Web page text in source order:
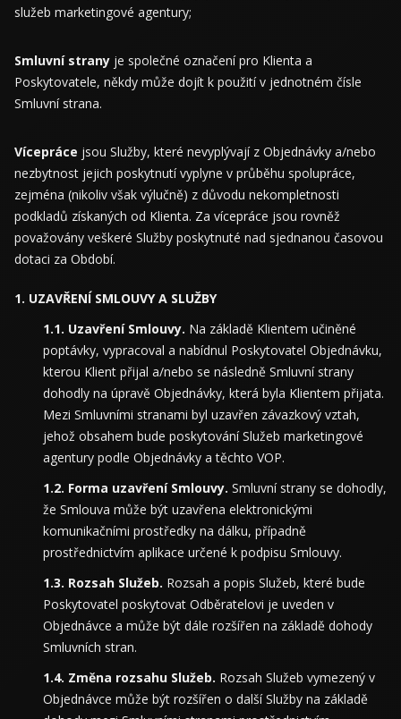
služeb marketingové agentury;
Smluvní strany je společné označení pro Klienta a
Poskytovatele, někdy může dojít k použití v jednotném čísle
Smluvní strana.
Vícepráce jsou Služby, které nevyplývají z Objednávky a/nebo
nezbytnost jejich poskytnutí vyplyne v průběhu spolupráce,
zejména (nikoliv však výlučně) z důvodu nekompletnosti
podkladů získaných od Klienta. Za vícepráce jsou rovněž
považovány veškeré Služby poskytnuté nad sjednanou časovou
dotaci za Období.
UZAVŘENÍ SMLOUVY A SLUŽBY
Uzavření Smlouvy. Na základě Klientem učiněné
poptávky, vypracoval a nabídnul Poskytovatel Objednávku,
kterou Klient přijal a/nebo se následně Smluvní strany
dohodly na úpravě Objednávky, která byla Klientem přijata.
Mezi Smluvními stranami byl uzavřen závazkový vztah,
jehož obsahem bude poskytování Služeb marketingové
agentury podle Objednávky a těchto VOP.
Forma uzavření Smlouvy. Smluvní strany se dohodly,
že Smlouva může být uzavřena elektronickými
komunikačními prostředky na dálku, případně
prostřednictvím aplikace určené k podpisu Smlouvy.
Rozsah Služeb. Rozsah a popis Služeb, které bude
Poskytovatel poskytovat Odběratelovi je uveden v
Objednávce a může být dále rozšířen na základě dohody
Smluvních stran.
Změna rozsahu Služeb. Rozsah Služeb vymezený v
Objednávce může být rozšířen o další Služby na základě